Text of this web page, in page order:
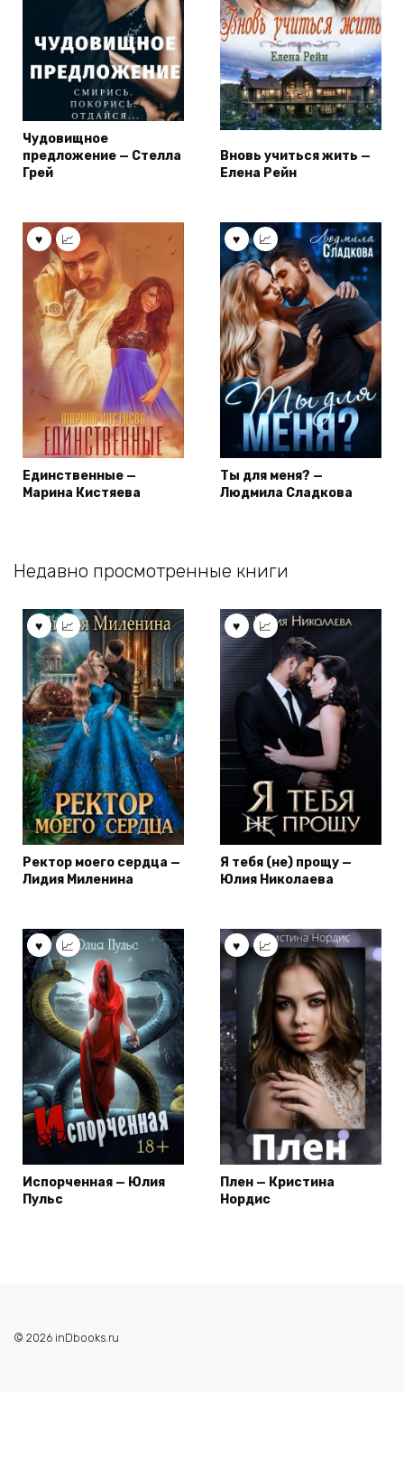
Чудовищное
предложение — Стелла
Грей
Вновь учиться жить —
Елена Рейн
Единственные —
Марина Кистяева
Ты для меня? —
Людмила Сладкова
Недавно просмотренные книги
Ректор моего сердца —
Лидия Миленина
Я тебя (не) прощу —
Юлия Николаева
Испорченная — Юлия
Пульс
Плен — Кристина
Нордис
© 2026 inDbooks.ru